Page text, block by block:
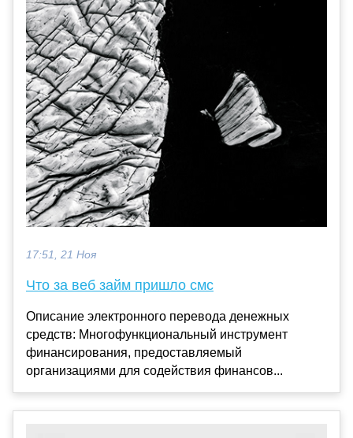
17:51, 21 Ноя
Что за веб займ пришло смс
Описание электронного перевода денежных
средств: Многофункциональный инструмент
финансирования, предоставляемый
организациями для содействия финансов...